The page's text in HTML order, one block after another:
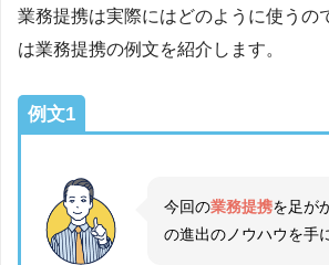
業務提携は実際にはどのように使うの
は業務提携の例文を紹介します。
例文1
今回の業務提携を足が
の進出のノウハウを手